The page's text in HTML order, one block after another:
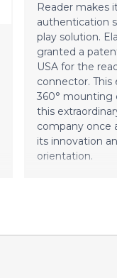
Reader makes
authentication
play solution.
granted a
USA for the
connector. This
360° mounting
this
company once
its innovation
orientation.